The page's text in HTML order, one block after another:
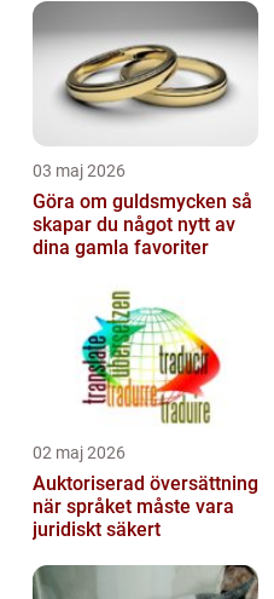
03 maj 2026
Göra om guldsmycken så
skapar du något nytt av
dina gamla favoriter
02 maj 2026
Auktoriserad översättning
när språket måste vara
juridiskt säkert